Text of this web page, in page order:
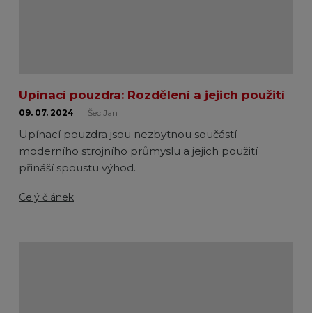
Upínací pouzdra: Rozdělení a jejich použití
Šec Jan
09. 07. 2024
Upínací pouzdra jsou nezbytnou součástí
moderního strojního průmyslu a jejich použití
přináší spoustu výhod.
Celý článek